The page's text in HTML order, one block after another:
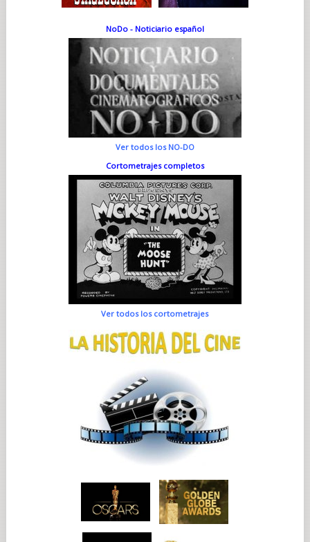
NoDo - Noticiario español
Ver todos los NO-DO
Cortometrajes completos
Ver todos los cortometrajes